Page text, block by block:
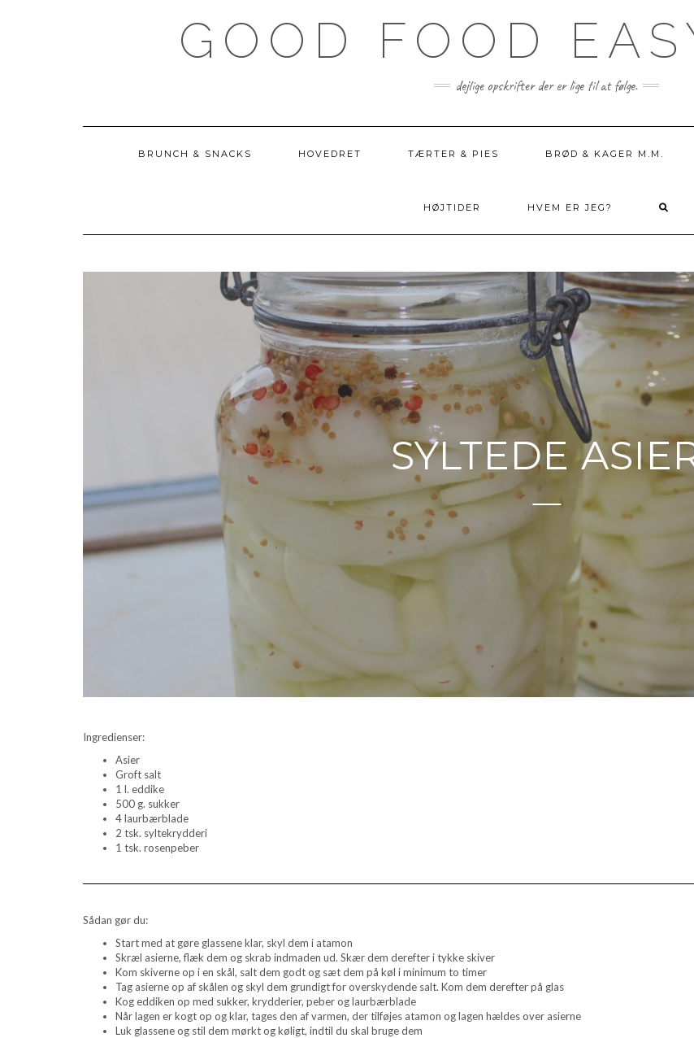
GOOD FOOD
dejlige opskrifter der er lige til at følge.
BRUNCH & SNACKS HOVEDRET TÆRTER & PIES BRØD & KAGER M.M.
HØJTIDER HVEM ER JEG?
SYLTEDE
Ingredienser:
Asier
Groft salt
1 l. eddike
500 g. sukker
4 laurbærblade
2 tsk. syltekrydderi
1 tsk. rosenpeber
Sådan gør du:
Start med at gøre glassene klar, skyl dem i atamon
Skræl asierne, flæk dem og skrab indmaden ud. Skær dem derefter i tykke skiver
Kom skiverne op i en skål, salt dem godt og sæt dem på køl i minimum to timer
Tag asierne op af skålen og skyl dem grundigt for overskydende salt. Kom dem derefter på glas
Kog eddiken op med sukker, krydderier, peber og laurbærblade
Når lagen er kogt op og klar, tages den af varmen, der tilføjes atamon og lagen hældes over asierne
Luk glassene og stil dem mørkt og køligt, indtil du skal bruge dem